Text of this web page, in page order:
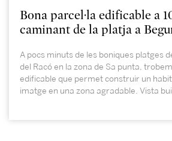
Bona parcel·la edificable a
caminant de la platja a
A pocs minuts de les boniques platges
del Racó en la zona de Sa punta,
edificable que permet construir un
imatge en una zona agradable. Vista